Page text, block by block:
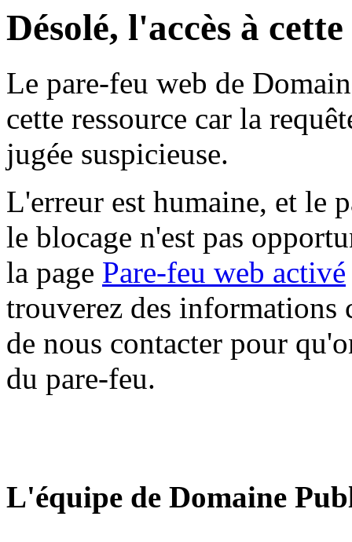
Désolé, l'accès à
Le pare-feu web de
cette ressource car la
jugée suspicieuse.
L'erreur est humaine, et le
le blocage n'est pas
la page Pare-feu web activé
trouverez des informations
de nous contacter pour
du pare-feu.
L'équipe de Domaine